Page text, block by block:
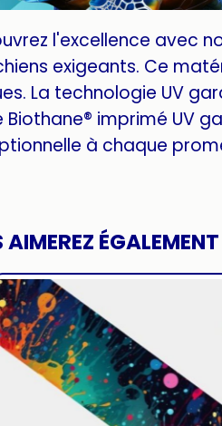
l'excellence avec
exigeants. Ce
La technologie UV
Biothane® imprimé UV
à chaque
ÉGALEMENT